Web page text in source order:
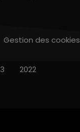
Gestion des cookies
2022